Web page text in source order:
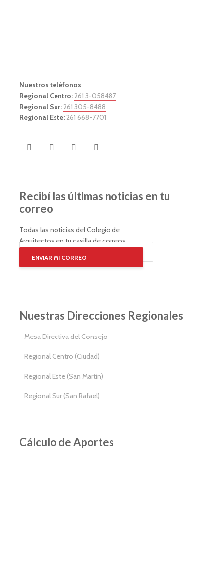
Nuestros teléfonos
Regional Centro: 261 3-058487
Regional Sur: 261 305-8488
Regional Este: 261 668-7701
Recibí las últimas noticias en tu
correo
Todas las noticias del Colegio de
Arquitectos en tu casilla de correos
ENVIAR MI CORREO
Nuestras Direcciones Regionales
Mesa Directiva del Consejo
Regional Centro (Ciudad)
Regional Este (San Martín)
Regional Sur (San Rafael)
Cálculo de Aportes